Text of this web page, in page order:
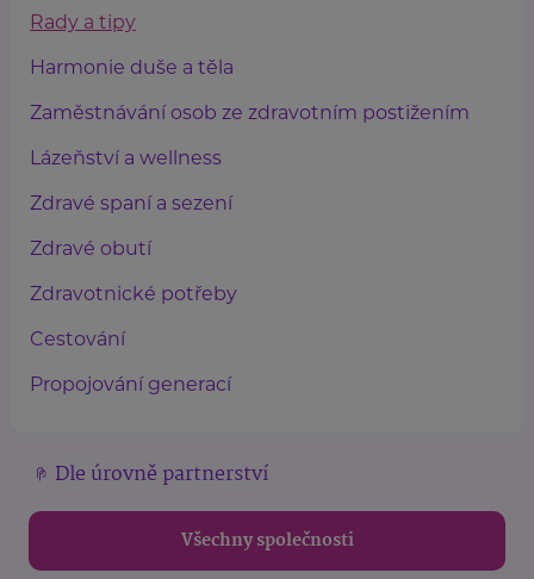
Rady a tipy
Harmonie duše a těla
Zaměstnávání osob ze zdravotním postižením
Lázeňství a wellness
Zdravé spaní a sezení
Zdravé obutí
Zdravotnické potřeby
Cestování
Propojování generací
Dle úrovně partnerství
Všechny společnosti